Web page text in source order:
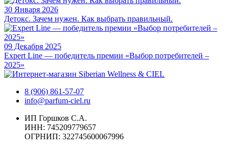
30 Января 2026
Детокс. Зачем нужен. Как выбрать правильный.
09 Декабря 2025
Expert Line — победитель премии «Выбор потребителей –
2025»
8 (906) 861-57-07
info@parfum-ciel.ru
ИП Горшков С.А.
ИНН: 745209779657
ОГРНИП: 322745600067996